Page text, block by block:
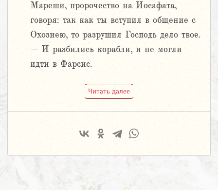
Мареши, пророчество на Иосафата,
говоря: так как ты вступил в общение с
Охозиею, то разрушил Господь дело твое.
– И разбились корабли, и не могли
идти в Фарсис.
Читать далее